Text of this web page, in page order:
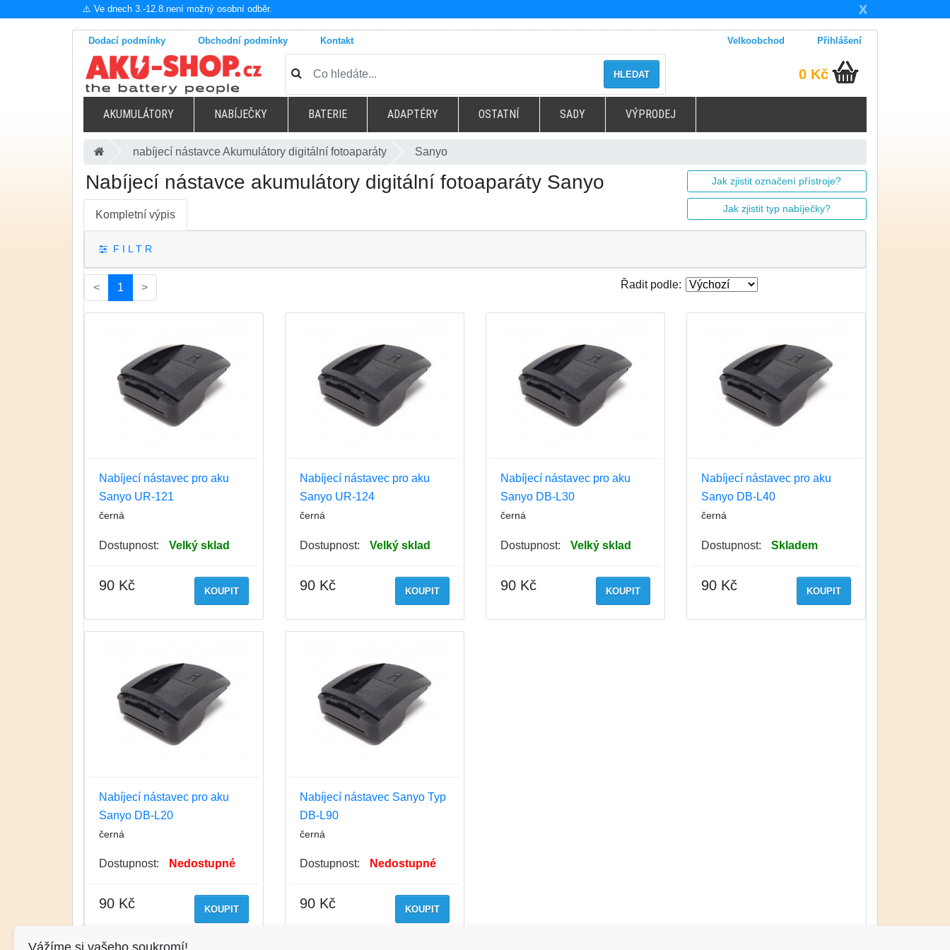
X
⚠️ Ve dnech 3.-12.8.není možný osobní odběr.
Dodací podmínky Obchodní podmínky Kontakt Velkoobchod Přihlášení
HLEDAT 0 Kč
AKUMULÁTORY NABÍJEČKY BATERIE ADAPTÉRY OSTATNÍ SADY VÝPRODEJ
nabíjecí nástavce Akumulátory digitální fotoaparáty Sanyo
Nabíjecí nástavce akumulátory digitální fotoaparáty Sanyo
Kompletní výpis
Jak zjistit označení přístroje?
Jak zjistit typ nabíječky?
F I L T R
< 1 (current)
> Řadit podle:
Nabíjecí nástavec pro aku
Sanyo UR-121
černá
Dostupnost: Velký sklad
KOUPIT
90 Kč
Nabíjecí nástavec pro aku
Sanyo UR-124
černá
Dostupnost: Velký sklad
KOUPIT
90 Kč
Nabíjecí nástavec pro aku
Sanyo DB-L30
černá
Dostupnost: Velký sklad
KOUPIT
90 Kč
Nabíjecí nástavec pro aku
Sanyo DB-L40
černá
Dostupnost: Skladem
KOUPIT
90 Kč
Nabíjecí nástavec pro aku
Sanyo DB-L20
černá
Dostupnost: Nedostupné
KOUPIT
90 Kč
Nabíjecí nástavec Sanyo Typ
DB-L90
černá
Dostupnost: Nedostupné
KOUPIT
90 Kč
Vážíme si vašeho soukromí!